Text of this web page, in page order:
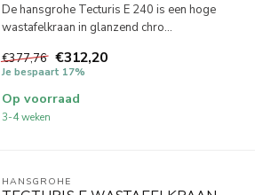
De hansgrohe Tecturis E 240 is een hoge
wastafelkraan in glanzend chro...
€377,76 €312,20
Je bespaart 17%
Op voorraad
3-4 weken
HANSGROHE